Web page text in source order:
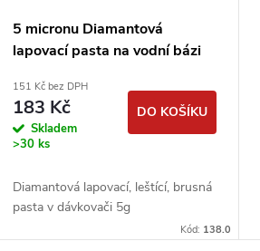
5 micronu Diamantová
lapovací pasta na vodní bázi
151 Kč bez DPH
183 Kč
Skladem
>30 ks
DO KOŠÍKU
Diamantová lapovací, leštící, brusná
pasta v dávkovači 5g
Kód: 138.0